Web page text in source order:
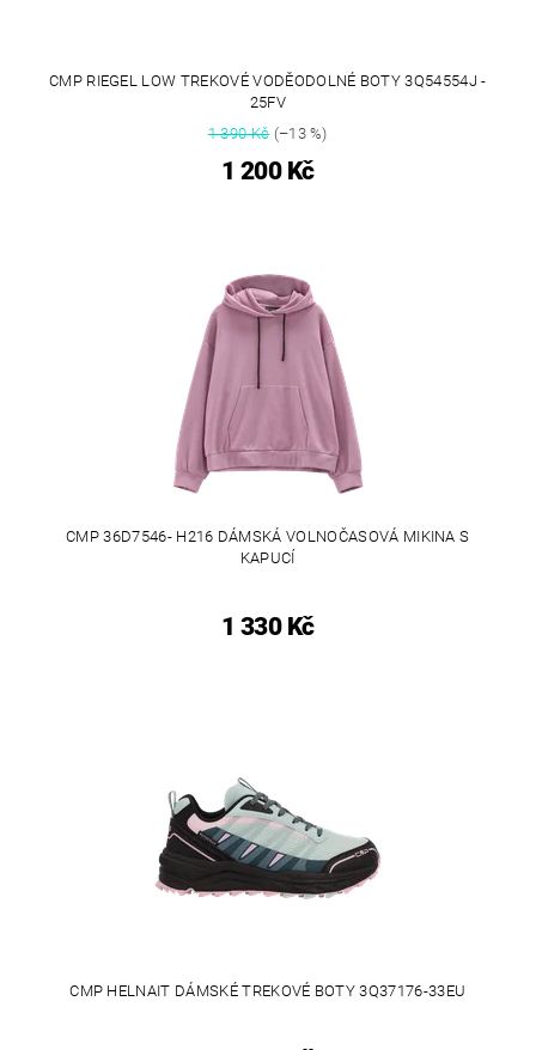
CMP RIEGEL LOW TREKOVÉ VODĚODOLNÉ BOTY 3Q54554J -
25FV
1 390 Kč(–13 %)
1 200 Kč
CMP 36D7546- H216 DÁMSKÁ VOLNOČASOVÁ MIKINA S
KAPUCÍ
1 330 Kč
CMP HELNAIT DÁMSKÉ TREKOVÉ BOTY 3Q37176-33EU